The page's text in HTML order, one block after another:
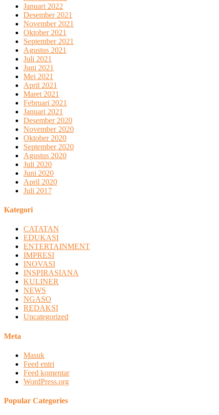
Januari 2022
Desember 2021
November 2021
Oktober 2021
September 2021
Agustus 2021
Juli 2021
Juni 2021
Mei 2021
April 2021
Maret 2021
Februari 2021
Januari 2021
Desember 2020
November 2020
Oktober 2020
September 2020
Agustus 2020
Juli 2020
Juni 2020
April 2020
Juli 2017
Kategori
CATATAN
EDUKASI
ENTERTAINMENT
IMPRESI
INOVASI
INSPIRASIANA
KULINER
NEWS
NGASO
REDAKSI
Uncategorized
Meta
Masuk
Feed entri
Feed komentar
WordPress.org
Popular Categories